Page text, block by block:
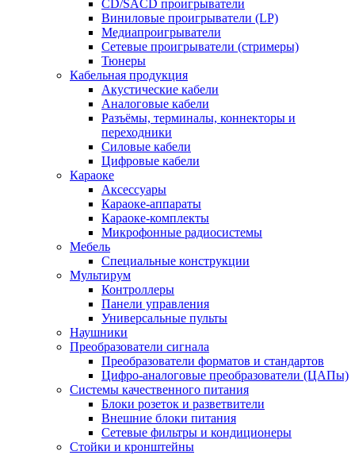
CD/SACD проигрыватели
Виниловые проигрыватели (LP)
Медиапроигрыватели
Сетевые проигрыватели (стримеры)
Тюнеры
Кабельная продукция
Акустические кабели
Аналоговые кабели
Разъёмы, терминалы, коннекторы и
переходники
Силовые кабели
Цифровые кабели
Караоке
Аксессуары
Караоке-аппараты
Караоке-комплекты
Микрофонные радиосистемы
Мебель
Специальные конструкции
Мультирум
Контроллеры
Панели управления
Универсальные пульты
Наушники
Преобразователи сигнала
Преобразователи форматов и стандартов
Цифро-аналоговые преобразователи (ЦАПы)
Системы качественного питания
Блоки розеток и разветвители
Внешние блоки питания
Сетевые фильтры и кондиционеры
Стойки и кронштейны